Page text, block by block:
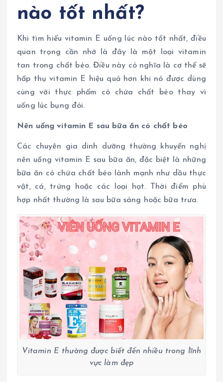
nào tốt nhất?
Khi tìm hiểu vitamin E uống lúc nào tốt nhất, điều
quan trọng cần nhớ là đây là một loại vitamin
tan trong chất béo. Điều này có nghĩa là cơ thể sẽ
hấp thụ vitamin E hiệu quả hơn khi nó được dùng
cùng với thực phẩm có chứa chất béo thay vì
uống lúc bụng đói.
Nên uống vitamin E sau bữa ăn có chất béo
Các chuyên gia dinh dưỡng thường khuyến nghị
nên uống vitamin E sau bữa ăn, đặc biệt là những
bữa ăn có chứa chất béo lành mạnh như dầu thực
vật, cá, trứng hoặc các loại hạt. Thời điểm phù
hợp nhất thường là sau bữa sáng hoặc bữa trưa.
Vitamin E thường được biết đến nhiều trong lĩnh
vực làm đẹp